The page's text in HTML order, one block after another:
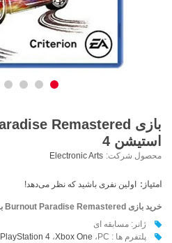
استیشن 4
محصول شرکت: Electronic Arts
امتیاز: اولین نفری باشید که نظر می‌دهد!
خرید بازی Burnout Paradise Remastered برای پلی استیشن 4
ژانر: مسابقه ای
پلتفرم ها : Xbox 360 ،PS3 ،
PlayStation 4،Xbox One ،PC